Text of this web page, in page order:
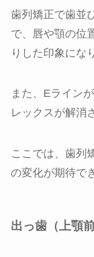
歯列矯正で歯並
で、唇や顎の位
りした印象にな
また、Eライン
レックスが解消
ここでは、歯列
の変化が期待で
出っ歯（上顎前